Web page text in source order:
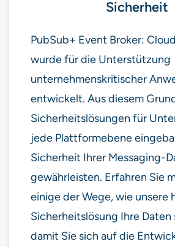
Sicherheit
PubSub+ Event Broker:
wurde für die Unterstützung
unternehmenskritischer
entwickelt. Aus diesem
Sicherheitslösungen für
jede Plattformebene
Sicherheit Ihrer Messaging-
gewährleisten. Erfahren Sie
einige der Wege, wie unsere
Sicherheitslösung Ihre
damit Sie sich auf die